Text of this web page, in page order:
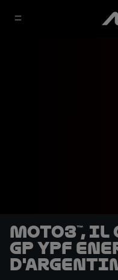
Moto3™, il
GP YPF